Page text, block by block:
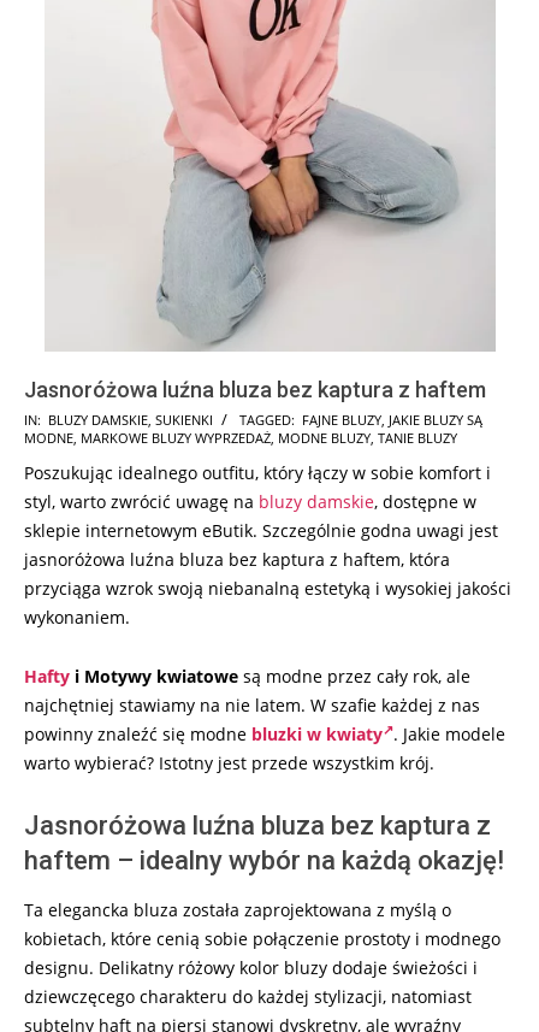
Jasnoróżowa luźna bluza bez kaptura z haftem
2024-
08-
08
IN: BLUZY DAMSKIE SUKIENKI TAGGED: FAJNE BLUZY JAKIE BLUZY SĄ
MODNE MARKOWE BLUZY WYPRZEDAŻ MODNE BLUZY TANIE BLUZY
Poszukując idealnego outfitu, który łączy w sobie komfort i
styl, warto zwrócić uwagę na bluzy damskie, dostępne w
sklepie internetowym eButik. Szczególnie godna uwagi jest
jasnoróżowa luźna bluza bez kaptura z haftem, która
przyciąga wzrok swoją niebanalną estetyką i wysokiej jakości
wykonaniem.
Hafty i Motywy kwiatowe są modne przez cały rok, ale
najchętniej stawiamy na nie latem. W szafie każdej z nas
powinny znaleźć się modne bluzki w kwiaty . Jakie modele
warto wybierać? Istotny jest przede wszystkim krój.
Jasnoróżowa luźna bluza bez kaptura z
haftem – idealny wybór na każdą okazję!
Ta elegancka bluza została zaprojektowana z myślą o
kobietach, które cenią sobie połączenie prostoty i modnego
designu. Delikatny różowy kolor bluzy dodaje świeżości i
dziewczęcego charakteru do każdej stylizacji, natomiast
subtelny haft na piersi stanowi dyskretny, ale wyraźny